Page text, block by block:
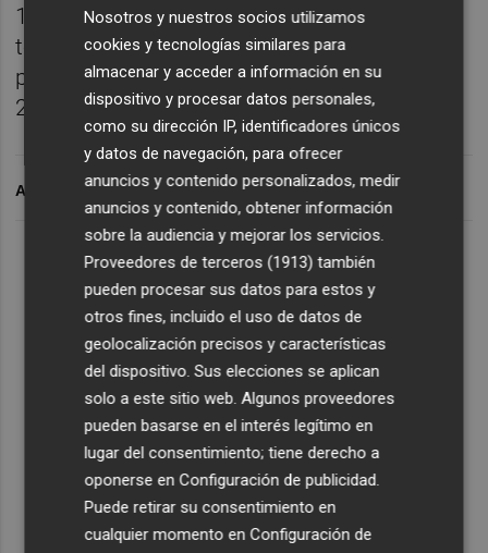
153.730, son extranjeros. En 2022, la ciudad
tenía 807.693 habitantes, por lo que la
población ha crecido en un año un total de
22.913 personas.
ARCHIVADO EN
Nosotros y nuestros socios utilizamos
cookies y tecnologías similares para
almacenar y acceder a información en su
dispositivo y procesar datos personales,
como su dirección IP, identificadores únicos
y datos de navegación, para ofrecer
anuncios y contenido personalizados, medir
anuncios y contenido, obtener información
sobre la audiencia y mejorar los servicios.
Proveedores de terceros (1913) también
pueden procesar sus datos para estos y
otros fines, incluido el uso de datos de
geolocalización precisos y características
del dispositivo. Sus elecciones se aplican
solo a este sitio web. Algunos proveedores
pueden basarse en el interés legítimo en
lugar del consentimiento; tiene derecho a
oponerse enConfiguración de publicidad
Puede retirar su consentimiento en
cualquier momento enConfiguración de